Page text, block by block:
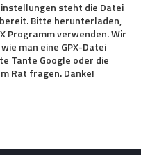
steht die Datei
Bitte herunterladen,
Programm verwenden. Wir
man eine GPX-Datei
Tante Google oder die
Rat fragen. Danke!